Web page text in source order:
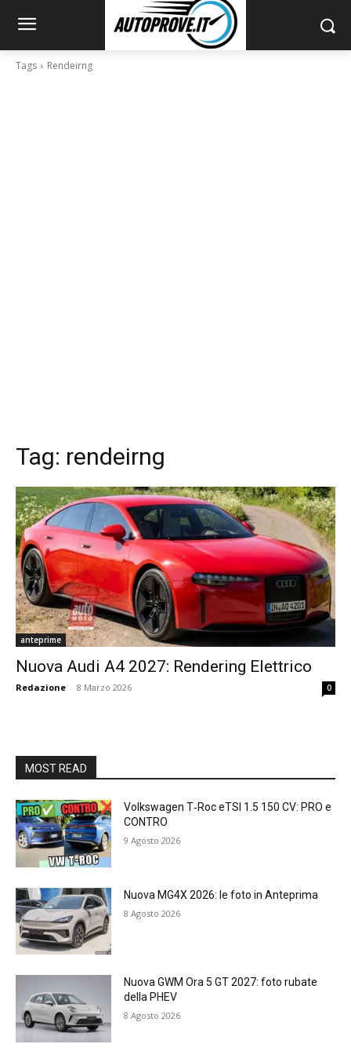
Tags Rendeirng
Tag: rendeirng
anteprime
Nuova Audi A4 2027: Rendering Elettrico
Redazione - 8 Marzo 2026 0
MOST READ
Volkswagen T‑Roc eTSI 1.5 150 CV: PRO e
CONTRO
9 Agosto 2026
Nuova MG4X 2026: le foto in Anteprima
8 Agosto 2026
Nuova GWM Ora 5 GT 2027: foto rubate
della PHEV
8 Agosto 2026